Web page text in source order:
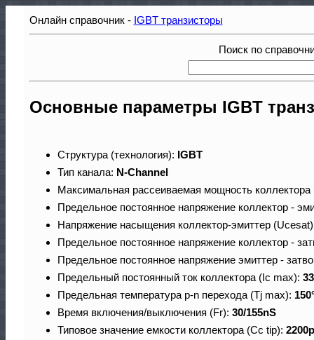
Онлайн справочник - IGBT транзисторы
Поиск по
Основные параметры IGBT
Структура (технология): IGBT
Тип канала: N-Channel
Максимальная рассеиваемая мощность
Предельное постоянное напряжение коллектор -
Напряжение насыщения коллектор-эмиттер
Предельное постоянное напряжение коллектор -
Предельное постоянное напряжение эмиттер -
Предельный постоянный ток коллектора (Ic max):
Предельная температура p-n перехода (Tj max):
Время включения/выключения (Fr): 30/155nS
Типовое значение емкости коллектора (Cc tip):